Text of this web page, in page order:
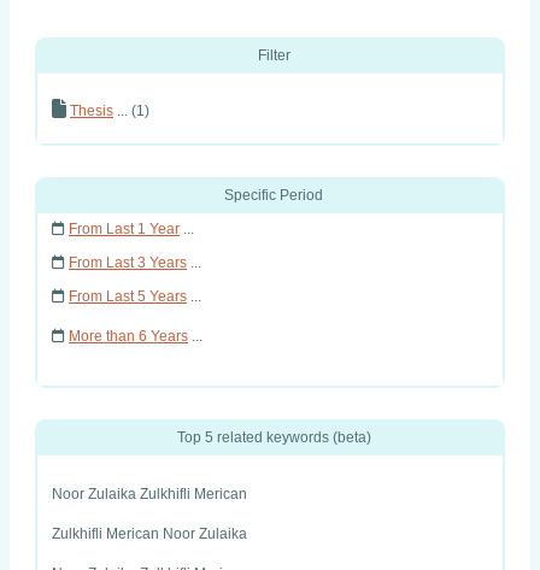
Filter
Thesis ... (1)
Specific Period
From Last 1 Year ...
From Last 3 Years ...
From Last 5 Years ...
More than 6 Years ...
Top 5 related keywords (beta)
Noor Zulaika Zulkhifli Merican
Zulkhifli Merican Noor Zulaika